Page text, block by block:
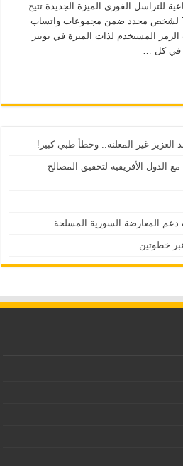
للتراسل الفوري الميزة الجديدة تتيح
للمستخدم إضافة ما يسمى Tag لشخص محدد ضمن مجموعات واتساب
المستخدم لذات الميزة في تويتر
في كل …
العزيز غير المعلنة.. وخطأ طبي كبير!
الدول الأفريقية لتحقيق المصالح
دعم المعارضة السورية المسلحة
خطوتين